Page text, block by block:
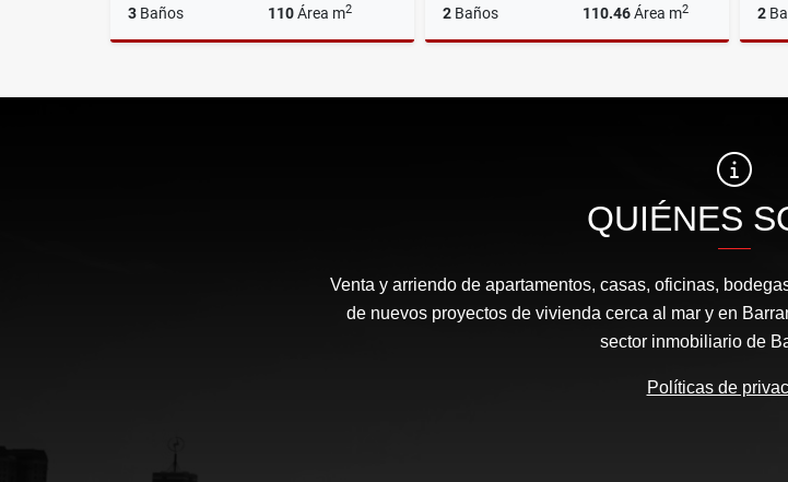
3 Baños 110Área m2
$650.000.000
2 Baños 110.46Área m2
$670.000.000
2
QUIÉNES
Venta y arriendo de apartamentos, casas, oficinas,
de nuevos proyectos de vivienda cerca al mar y en
sector inmobiliario de
Políticas de